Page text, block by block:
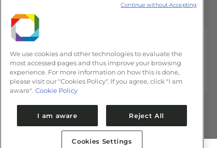
We use cookies and other technologies to evaluate the
most accessed pages and thus improve your browsing
experience. For more information on how this is done,
please visit our "Cookies Policy". If you agree, click "I am
aware". Cookie Policy
I am aware Reject All
Cookies Settings
Continue without Accepting